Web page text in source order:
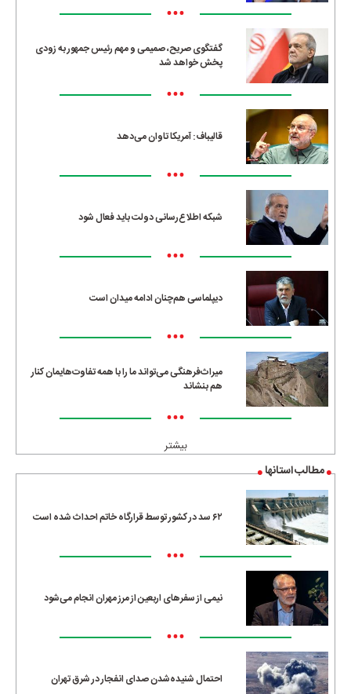
•••
گفتگوی صریح، صمیمی و مهم رئیس جمهور به زودی
پخش خواهد شد
•••
قالیباف: آمریکا تاوان می‌دهد
•••
شبکه اطلاع‌رسانی دولت باید فعال شود
•••
دیپلماسی هم‌چنان ادامه میدان است
•••
میراث‌فرهنگی می‌تواند ما را با همه تفاوت‌هایمان کنار
هم بنشاند
•••
بیشتر
مطالب استانها
۶۲ سد در کشور توسط قرارگاه خاتم احداث شده است
•••
نیمی از سفرهای اربعین از مرز مهران انجام می‌شود
•••
احتمال شنیده‌شدن صدای انفجار در شرق تهران